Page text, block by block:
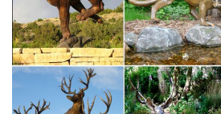
Как отличить оригинальную
поддельной.
Если вы хотите купить подлинную
покупайте и обращайтесь за
проверенные магазины, или
красок, стиля и вида росписи часто